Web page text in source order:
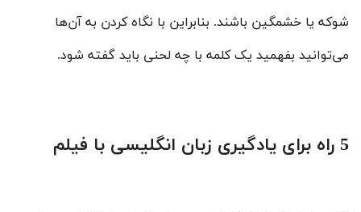
شوکه یا خشمگین باشند. بنابراین با نگاه کردن به آن‌ها
می‌توانید بفهمید یک کلمه با چه لحنی باید گفته شود.
5 راه برای یادگیری زبان انگلیسی با فیلم